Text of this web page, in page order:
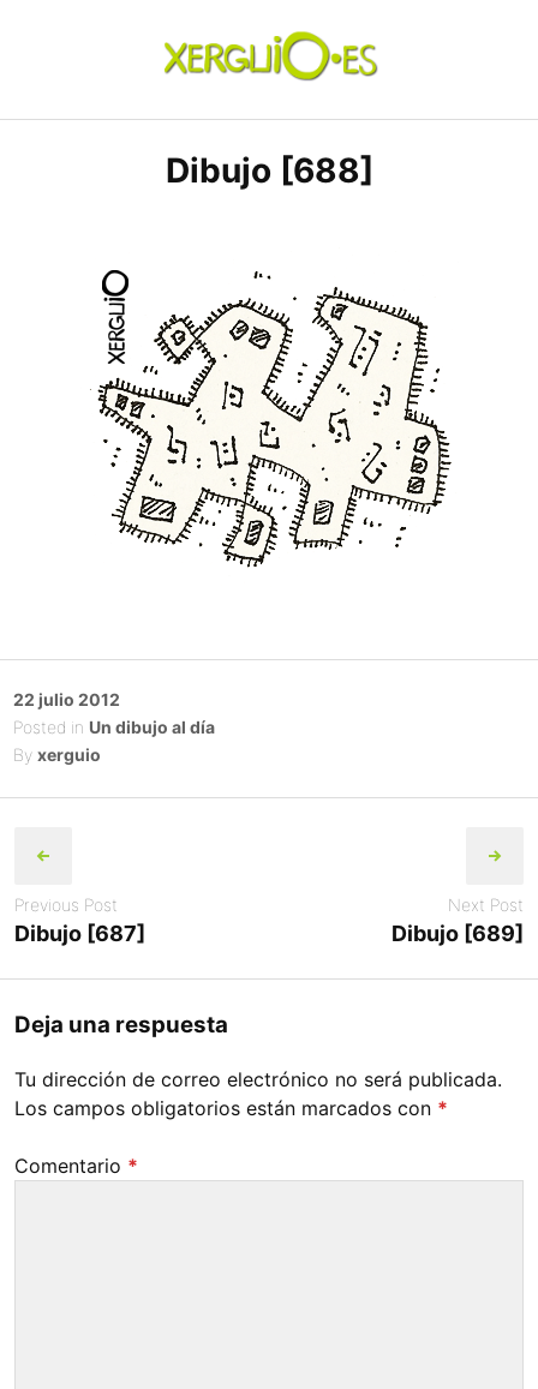
xerguio.ES | ilustración
Dibujo [688]
Posted
on
22 julio 2012
Posted in Un dibujo al día
By xerguio
navigation
Previous Post
Dibujo [687]
Next Post
Dibujo [689]
Deja una respuesta
Tu dirección de correo electrónico no será publicada.
Los campos obligatorios están marcados con *
Comentario *